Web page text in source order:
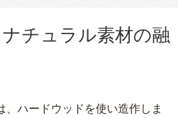
チュラル素材の融
ハードウッドを使い造作しま